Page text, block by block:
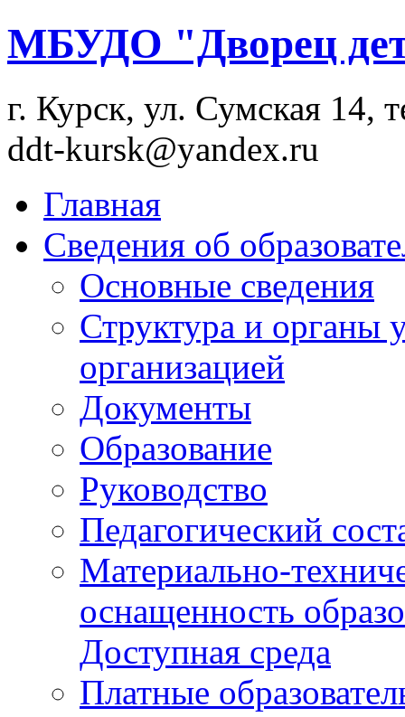
МБУДО "Дворец
г. Курск, ул. Сумская 14,
ddt-kursk@yandex.ru
Главная
Сведения об
Основные сведения
Структура и органы
организацией
Документы
Образование
Руководство
Педагогический
Материально-
оснащенность
Доступная среда
Платные